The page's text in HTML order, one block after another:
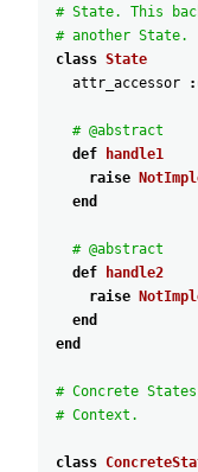
# State. This
# another State.
class State
attr_accessor
# @abstract
def
handle1
raise
end
# @abstract
def
handle2
raise
end
end
# Concrete
# Context.
class